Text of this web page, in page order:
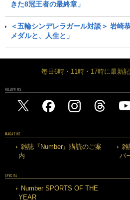
きた8冠王者の最終章」
＜五輪シンデレラガール対談＞ 岩崎
メダルと、人生と」
毎日6時・11時・17時に最新
FOLLOW US
MAGAZINE
雑誌『Number』購読のご案
内
雑
バ
SPECIAL
Number SPORTS OF THE
YEAR